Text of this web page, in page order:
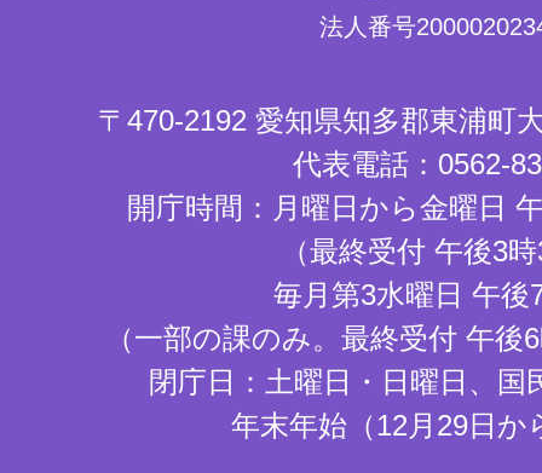
法人番号
〒470-2192 愛知県知多郡東浦町
代表電話：0562-
開庁時間：月曜日から金曜日
（最終受付 午後3
毎月第3水曜日 午後
（一部の課のみ。最終受付 午
閉庁日：土曜日・日曜日、国
年末年始（12月29日か